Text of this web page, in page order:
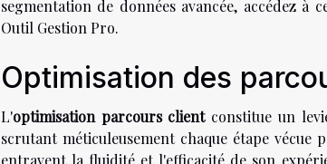
segmentation de données avancée, accédez à
Outil Gestion Pro.
Optimisation des
L'optimisation parcours clientconstitue un
scrutant méticuleusement chaque étape
entravent la fluidité et l'efficacité de son